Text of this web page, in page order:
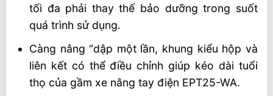
tối đa phải thay thế bảo dưỡng trong suốt
quá trình sử dụng.
Càng nâng “dập một lần, khung kiểu hộp và
liên kết có thể điều chỉnh giúp kéo dài tuổi
thọ của gầm xe nâng tay điện EPT25-WA.